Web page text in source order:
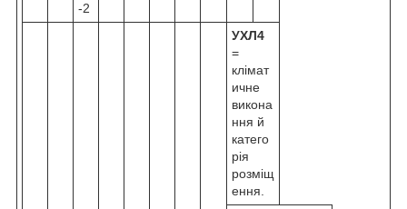
-2
УХЛ4
=
клімат
ичне
викона
ння й
катего
рія
розміщ
ення.